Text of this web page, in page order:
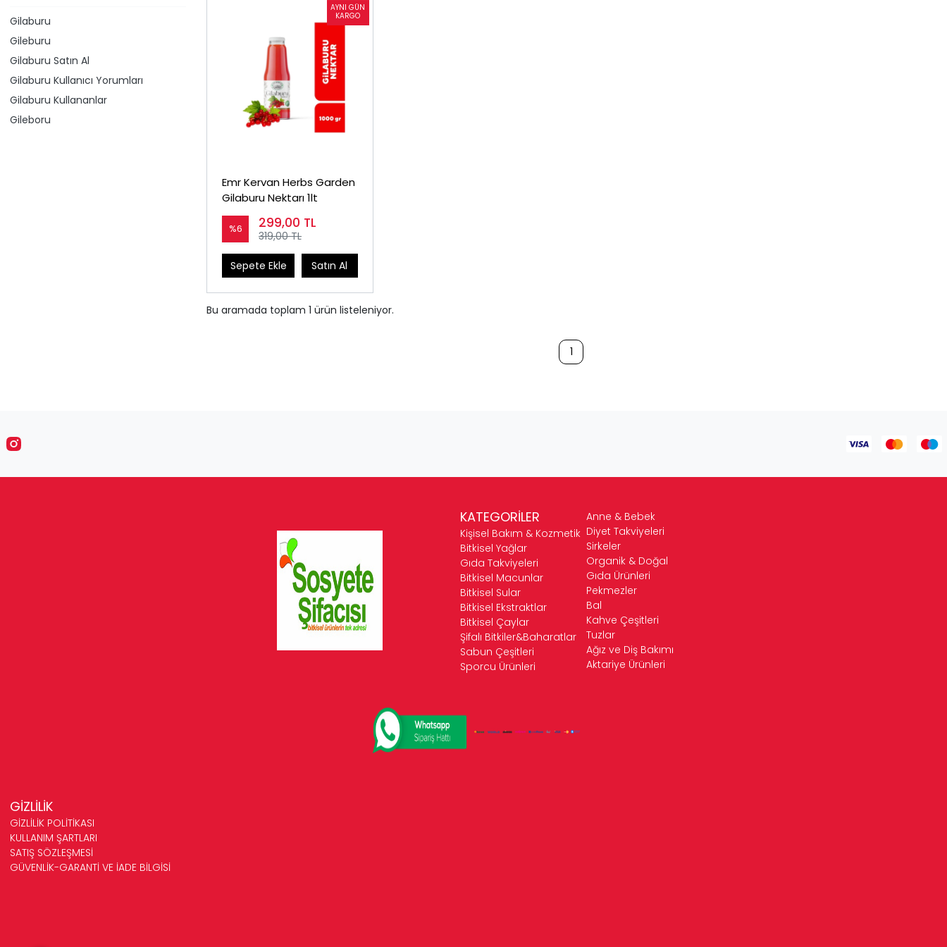
Gilaburu
Gileburu
Gilaburu Satın Al
Gilaburu Kullanıcı Yorumları
Gilaburu Kullananlar
Gileboru
Emr Kervan Herbs Garden
Gilaburu Nektarı 1lt
%6 299,00 TL
319,00 TL
Sepete Ekle Satın Al
Bu aramada toplam 1 ürün listeleniyor.
1
KATEGORİLER
Kişisel Bakım & Kozmetik
Bitkisel Yağlar
Gıda Takviyeleri
Bitkisel Macunlar
Bitkisel Sular
Bitkisel Ekstraktlar
Bitkisel Çaylar
Şifalı Bitkiler&Baharatlar
Sabun Çeşitleri
Sporcu Ürünleri
Anne & Bebek
Diyet Takviyeleri
Sirkeler
Organik & Doğal
Gıda Ürünleri
Pekmezler
Bal
Kahve Çeşitleri
Tuzlar
Ağız ve Diş Bakımı
Aktariye Ürünleri
GİZLİLİK
GİZLİLİK POLİTİKASI
KULLANIM ŞARTLARI
SATIŞ SÖZLEŞMESİ
GÜVENLİK-GARANTİ VE İADE BİLGİSİ